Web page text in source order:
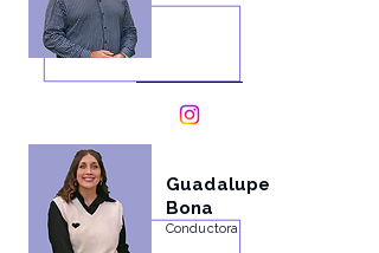
Guadalupe
Bona
Conductora